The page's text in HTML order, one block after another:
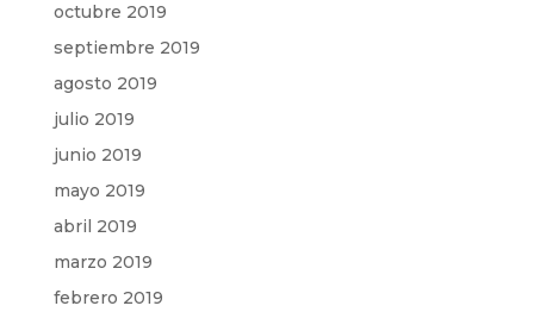
octubre 2019
septiembre 2019
agosto 2019
julio 2019
junio 2019
mayo 2019
abril 2019
marzo 2019
febrero 2019